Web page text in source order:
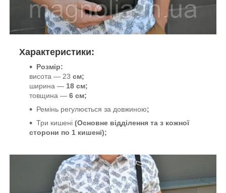
Характеристики:
Розмір:
висота — 23 см;
ширина — 18 см;
товщина — 6 см;
Ремінь регулюється за довжиною;
Три кишені (Основне відділення та з кожної
сторони по 1 кишені);